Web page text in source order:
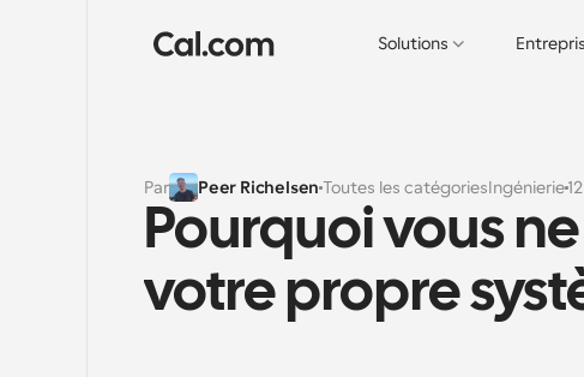
Solutions
Par Peer RichelsenToutes les catégoriesIngénierie
Pourquoi vous
votre propre